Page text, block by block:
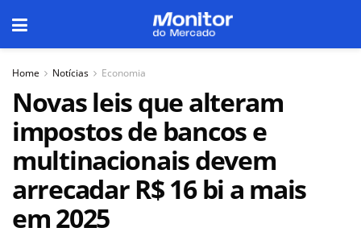
Home Notícias Economia
Novas leis que alteram
impostos de bancos e
multinacionais devem
arrecadar R$ 16 bi a mais
em 2025